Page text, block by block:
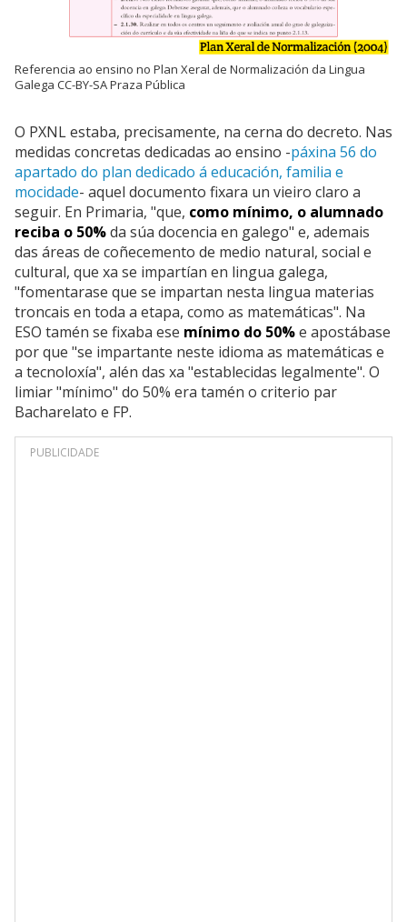
Referencia ao ensino no Plan Xeral de Normalización da Lingua
Galega CC-BY-SA Praza Pública
O PXNL estaba, precisamente, na cerna do decreto. Nas
medidas concretas dedicadas ao ensino -páxina 56 do
apartado do plan dedicado á educación, familia e
mocidade- aquel documento fixara un vieiro claro a
seguir. En Primaria, "que, como mínimo, o alumnado
reciba o 50%da súa docencia en galego" e, ademais
das áreas de coñecemento de medio natural, social e
cultural, que xa se impartían en lingua galega,
"fomentarase que se impartan nesta lingua materias
troncais en toda a etapa, como as matemáticas". Na
ESO tamén se fixaba ese mínimo do 50%e apostábase
por que "se impartante neste idioma as matemáticas e
a tecnoloxía", alén das xa "establecidas legalmente". O
limiar "mínimo" do 50% era tamén o criterio par
Bacharelato e FP.
PUBLICIDADE